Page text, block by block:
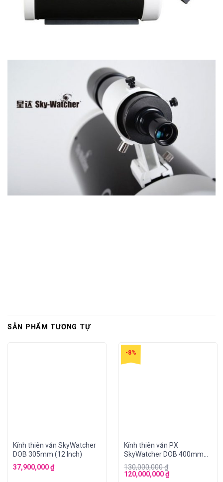
SẢN PHẨM TƯƠNG TỰ
Kính thiên văn SkyWatcher
DOB 305mm (12 Inch)
37,900,000₫
-8%
Kính thiên văn PX
SkyWatcher DOB 400mm
điều khiển tự động (GoTo)
130,000,000₫
120,000,000₫